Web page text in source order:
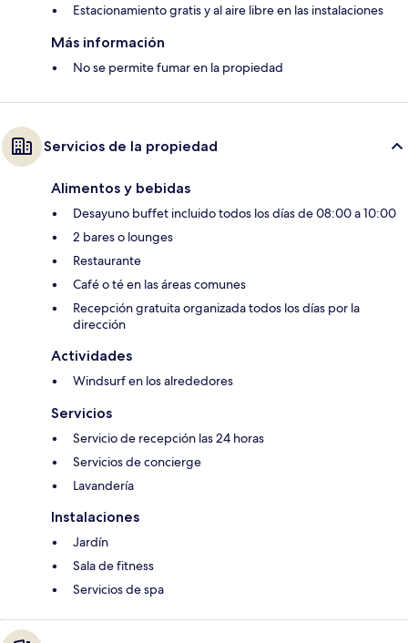
Estacionamiento gratis y al aire libre en las instalaciones
Más información
No se permite fumar en la propiedad
Servicios de la propiedad
Alimentos y bebidas
Desayuno buffet incluido todos los días de 08:00 a 10:00
2 bares o lounges
Restaurante
Café o té en las áreas comunes
Recepción gratuita organizada todos los días por la
dirección
Actividades
Windsurf en los alrededores
Servicios
Servicio de recepción las 24 horas
Servicios de concierge
Lavandería
Instalaciones
Jardín
Sala de fitness
Servicios de spa